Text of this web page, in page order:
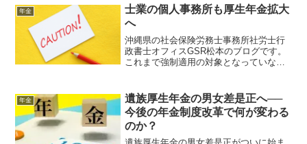
料、支給額、免除や猶予の制度について
概要を説明します。
年金
士業の個人事務所も厚生年金拡大
へ
沖縄県の社会保険労務士事務所社労士行
政書士オフィスGSR松本のブログです。
これまで強制適用の対象となっていなか
大について、今後も継続的にお知らせし
ていきます。
年金
遺族厚生年金の男女差是正へ──
今後の年金制度改革で何が変わる
のか？